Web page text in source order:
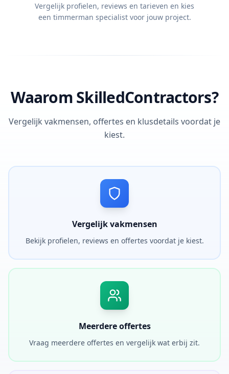
Vergelijk profielen, reviews en tarieven en kies
een timmerman specialist voor jouw project.
Waarom SkilledContractors?
Vergelijk vakmensen, offertes en klusdetails voordat je
kiest.
Vergelijk vakmensen
Bekijk profielen, reviews en offertes voordat je kiest.
Meerdere offertes
Vraag meerdere offertes en vergelijk wat erbij zit.